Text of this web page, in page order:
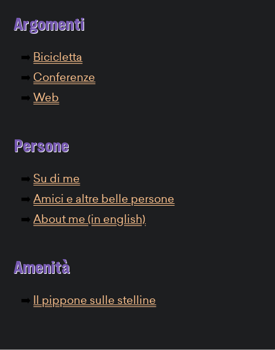
Argomenti
Bicicletta
Conferenze
Web
Persone
Su di me
Amici e altre belle persone
About me (in english)
Amenità
Il pippone sulle stelline